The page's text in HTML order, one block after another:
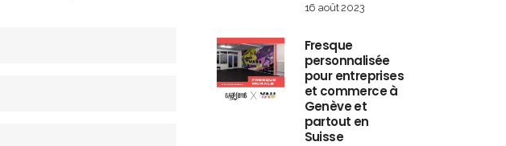
16 août 2023
Fresque
personnalisée
pour entreprises
et commerce à
Genève et
partout en
Suisse